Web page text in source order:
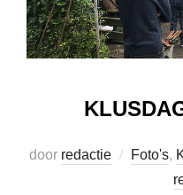
door redactie Foto's,